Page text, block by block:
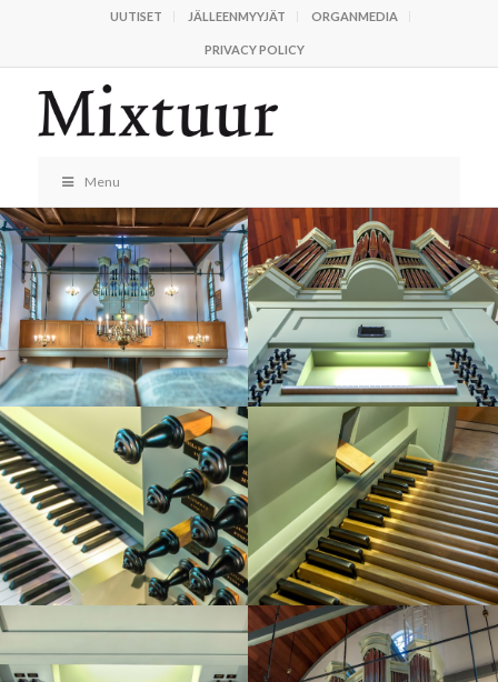
UUTISET JÄLLEENMYYJÄT ORGANMEDIA
PRIVACY POLICY
Menu